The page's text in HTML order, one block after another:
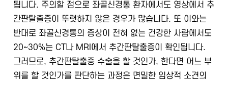
됩니다. 주의할 점으로 좌골신경통 환자에서도 영상에서 추
간판탈출증이 뚜렷하지 않은 경우가 많습니다. 또 이와는
반대로 좌골신경통의 증상이 전혀 없는 건강한 사람에서도
20~30%는 CT나 MRI에서 추간판탈출증이 확인됩니다.
그러므로, 추간판탈출증 수술을 할 것인가, 한다면 어느 부
위를 할 것인가를 판단하는 과정은 면밀한 임상적 소견의